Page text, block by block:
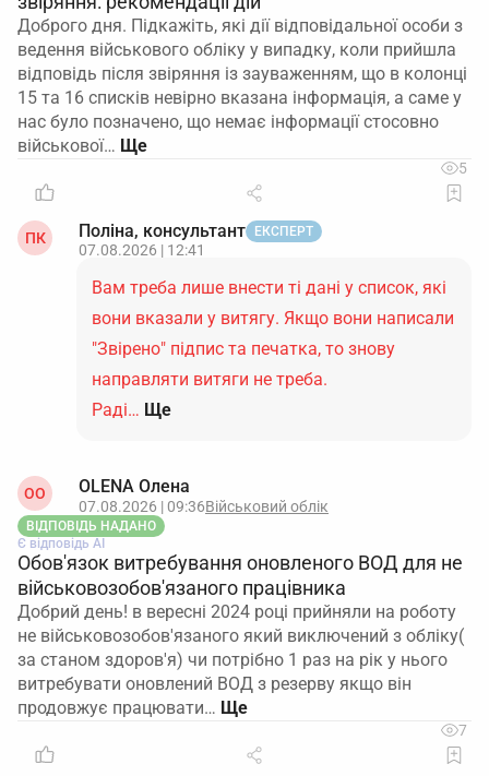
Доброго дня. Підкажіть, які дії відповідальної особи з
ведення військового обліку у випадку, коли прийшла
відповідь після звіряння із зауваженням, що в колонці
15 та 16 списків невірно вказана інформація, а саме у
нас було позначено, що немає інформації стосовно
військової…
5
ПК Поліна, консультант ЕКСПЕРТ
07.08.2026 | 12:41
Вам треба лише внести ті дані у список, які
вони вказали у витягу. Якщо вони написали
"Звірено" підпис та печатка, то знову
направляти витяги не треба.
Раді… Ще
ОO OLENA Олена
07.08.2026 | 09:36Військовий облік
ВІДПОВІДЬ НАДАНО
Є відповідь АІ
Обов'язок витребування оновленого ВОД для не
військовозобов'язаного працівника
Добрий день! в вересні 2024 році прийняли на роботу
не військовозобов'язаного який виключений з обліку(
за станом здоров'я) чи потрібно 1 раз на рік у нього
витребувати оновлений ВОД з резерву якщо він
продовжує працювати…
7